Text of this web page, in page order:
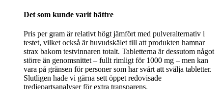
Det som kunde varit bättre
Pris per gram är relativt högt jämfört med pulveralternativ i
testet, vilket också är huvudskälet till att produkten hamnar
strax bakom testvinnaren totalt. Tabletterna är dessutom något
större än genomsnittet – fullt rimligt för 1000 mg – men kan
vara på gränsen för personer som har svårt att svälja tabletter.
Slutligen hade vi gärna sett öppet redovisade
tredjepartsanalyser för extra transparens.